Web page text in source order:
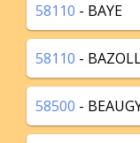
58110 - BAYE
58110 -
58500 -